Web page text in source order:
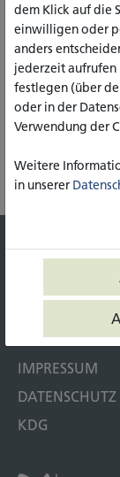
Aachen,
+49 241
Raum R18
PRESSE
JOBS &
KONTAKT &
IMPRESSUM
DATENSCHUTZ
KDG
dem Klick auf die
einwilligen oder
anders
jederzeit aufrufen
festlegen (über
oder in der
Verwendung der
Weitere
in unserer